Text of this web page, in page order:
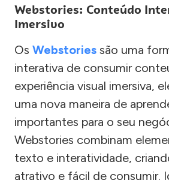
Webstories: Conteúdo
Imersivo
Os Webstories são uma
interativa de consumir
experiência visual imersiva,
uma nova maneira de
importantes para o seu
Webstories combinam
texto e interatividade,
atrativo e fácil de consumir.